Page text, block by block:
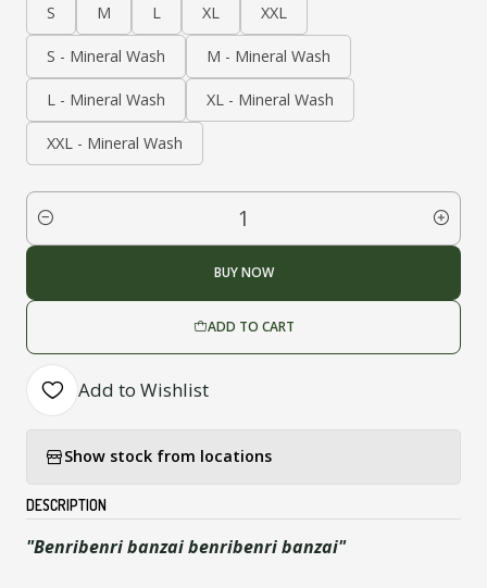
S
M L XL XXL
S - Mineral Wash M - Mineral Wash
L - Mineral Wash XL - Mineral Wash
XXL - Mineral Wash
Quantity
ADD TO CART
BUY NOW
Add to Wishlist
Show stock from locations
DESCRIPTION
"Benribenri banzai benribenri banzai"